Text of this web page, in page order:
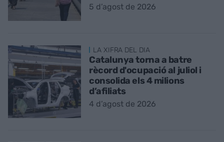
5 d’agost de 2026
LA XIFRA DEL DIA
Catalunya torna a batre
rècord d'ocupació al juliol i
consolida els 4 milions
d’afiliats
4 d’agost de 2026